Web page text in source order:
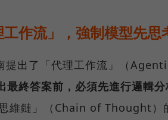
作流」，強制模型先思
提出了「代理工作流」（
最終答案前，必須先進行邏輯
維鏈」（Chain of Thought）